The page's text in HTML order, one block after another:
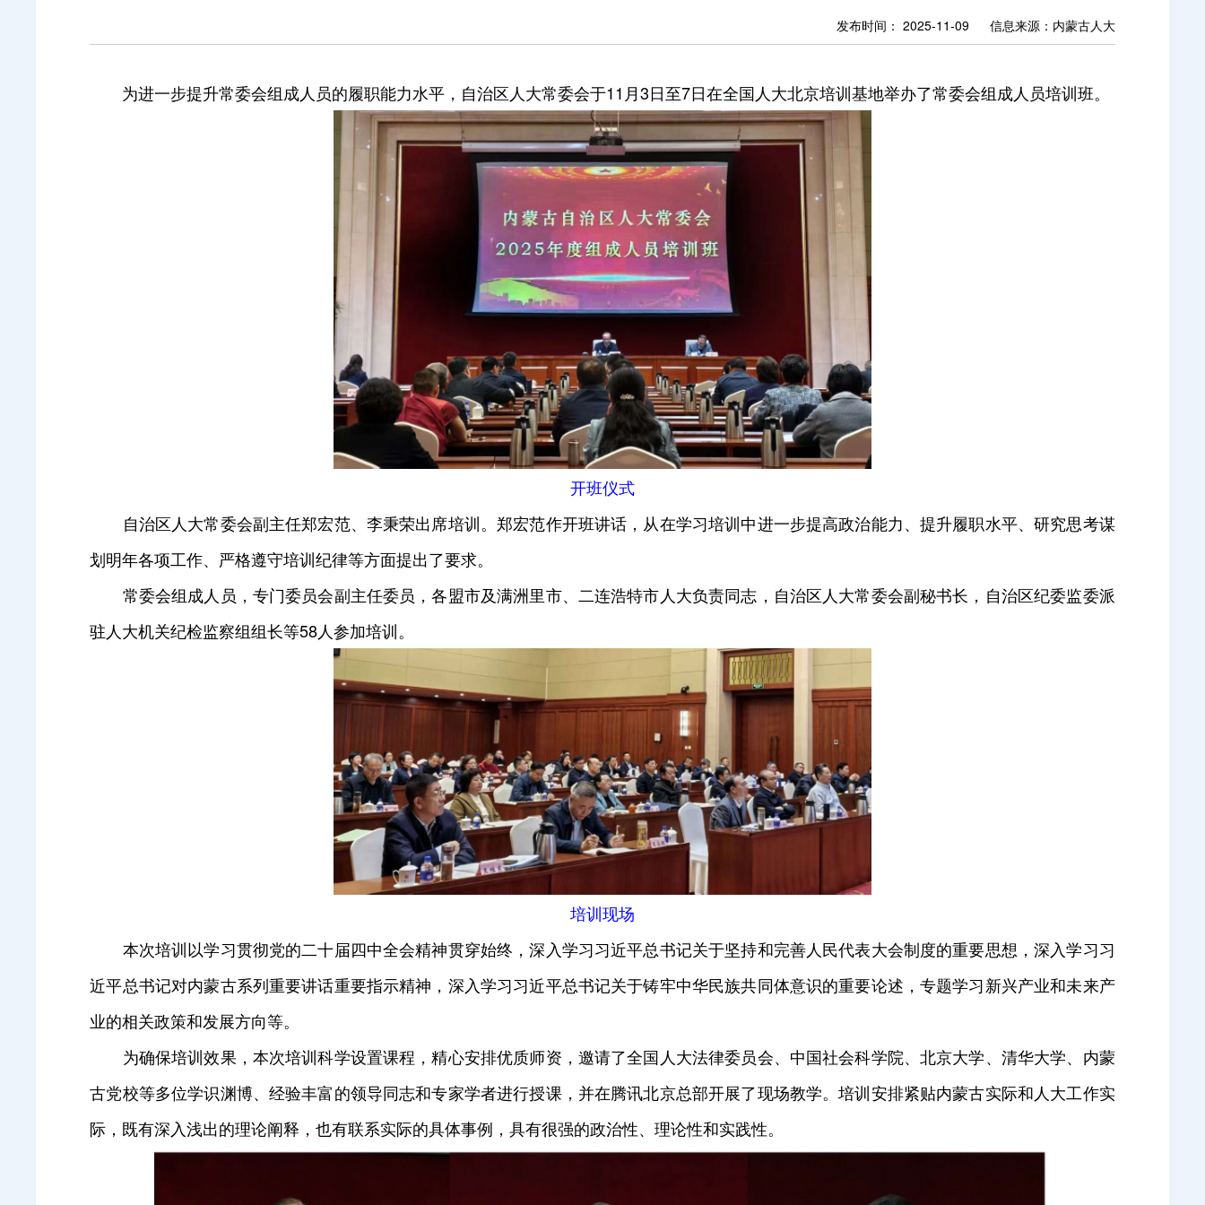
信息来源： 内蒙古人大
发布时间： 2025-11-09
为进一步提升常委会组成人员的履职能力水平，自治区人大常委会于11月3日至7日在全国人大北京培训基地举办了常委会组成人员培训班。
开班仪式
自治区人大常委会副主任郑宏范、李秉荣出席培训。郑宏范作开班讲话，从在学习培训中进一步提高政治能力、提升履职水平、研究思考谋
划明年各项工作、严格遵守培训纪律等方面提出了要求。
常委会组成人员，专门委员会副主任委员，各盟市及满洲里市、二连浩特市人大负责同志，自治区人大常委会副秘书长，自治区纪委监委派
驻人大机关纪检监察组组长等58人参加培训。
培训现场
本次培训以学习贯彻党的二十届四中全会精神贯穿始终，深入学习习近平总书记关于坚持和完善人民代表大会制度的重要思想，深入学习习
近平总书记对内蒙古系列重要讲话重要指示精神，深入学习习近平总书记关于铸牢中华民族共同体意识的重要论述，专题学习新兴产业和未来产
业的相关政策和发展方向等。
为确保培训效果，本次培训科学设置课程，精心安排优质师资，邀请了全国人大法律委员会、中国社会科学院、北京大学、清华大学、内蒙
古党校等多位学识渊博、经验丰富的领导同志和专家学者进行授课，并在腾讯北京总部开展了现场教学。培训安排紧贴内蒙古实际和人大工作实
际，既有深入浅出的理论阐释，也有联系实际的具体事例，具有很强的政治性、理论性和实践性。